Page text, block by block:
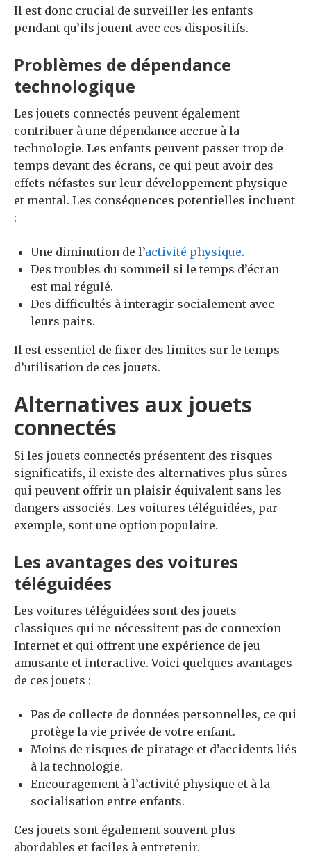
Il est donc crucial de surveiller les enfants
pendant qu’ils jouent avec ces dispositifs.
Problèmes de dépendance
technologique
Les jouets connectés peuvent également
contribuer à une dépendance accrue à la
technologie. Les enfants peuvent passer trop de
temps devant des écrans, ce qui peut avoir des
effets néfastes sur leur développement physique
et mental. Les conséquences potentielles incluent
:
Une diminution de l’activité physique.
Des troubles du sommeil si le temps d’écran
est mal régulé.
Des difficultés à interagir socialement avec
leurs pairs.
Il est essentiel de fixer des limites sur le temps
d’utilisation de ces jouets.
Alternatives aux jouets
connectés
Si les jouets connectés présentent des risques
significatifs, il existe des alternatives plus sûres
qui peuvent offrir un plaisir équivalent sans les
dangers associés. Les voitures téléguidées, par
exemple, sont une option populaire.
Les avantages des voitures
téléguidées
Les voitures téléguidées sont des jouets
classiques qui ne nécessitent pas de connexion
Internet et qui offrent une expérience de jeu
amusante et interactive. Voici quelques avantages
de ces jouets :
Pas de collecte de données personnelles, ce qui
protège la vie privée de votre enfant.
Moins de risques de piratage et d’accidents liés
à la technologie.
Encouragement à l’activité physique et à la
socialisation entre enfants.
Ces jouets sont également souvent plus
abordables et faciles à entretenir.